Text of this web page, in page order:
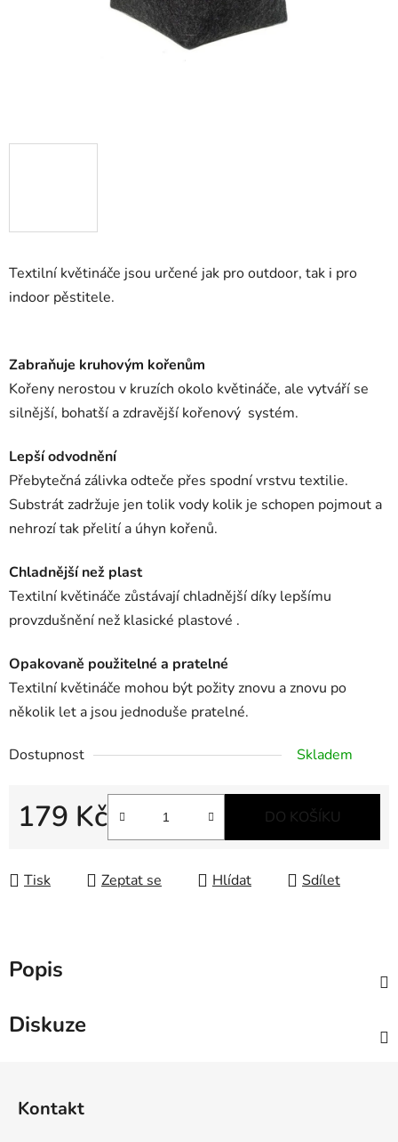
Textilní květináče jsou určené jak pro outdoor, tak i pro
indoor pěstitele.
Zabraňuje kruhovým kořenům
Kořeny nerostou v kruzích okolo květináče, ale vytváří se
silnější, bohatší a zdravější kořenový systém.
Lepší odvodnění
Přebytečná zálivka odteče přes spodní vrstvu textilie.
Substrát zadržuje jen tolik vody kolik je schopen pojmout a
nehrozí tak přelití a úhyn kořenů.
Chladnější než plast
Textilní květináče zůstávají chladnější díky lepšímu
provzdušnění než klasické plastové .
Opakovaně použitelné a pratelné
Textilní květináče mohou být požity znovu a znovu po
několik let a jsou jednoduše pratelné.
Dostupnost Skladem
179 Kč DO KOŠÍKU
Tisk Zeptat se Hlídat Sdílet
Popis
Diskuze
Kontakt